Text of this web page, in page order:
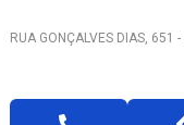
RUA GONÇALVES DIAS, 651